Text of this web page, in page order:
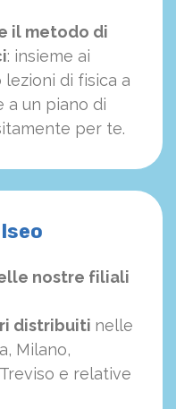
il metodo di
: insieme ai
lezioni di fisica a
a un piano di
per te.
nostre filiali
distribuiti nelle
Milano,
e relative